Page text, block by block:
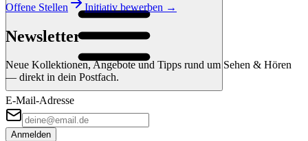
Offene Stellen
Initiativ bewerben →
Newsletter
Neue Kollektionen, Angebote und Tipps rund um Sehen & Hören
— direkt in dein Postfach.
E-Mail-Adresse
Anmelden